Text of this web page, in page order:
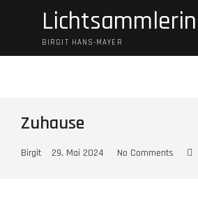
Lichtsammlerin
BIRGIT HANS-MAYER
Zuhause
Birgit 29. Mai 2024 No Comments